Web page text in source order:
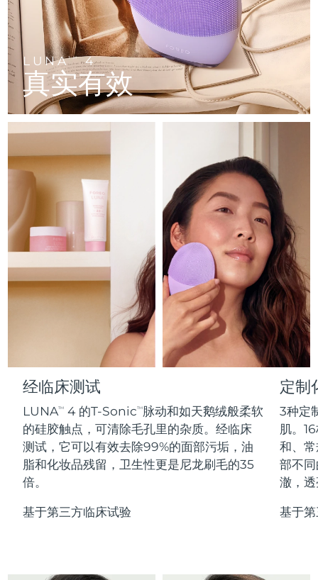
LUNATM4
真实有效
经临床测试
LUNATM 4 的T-SonicTM脉动和如天鹅绒般柔软
的硅胶触点，可清除毛孔里的杂质。经临床
测试，它可以有效去除99%的面部污垢，油
脂和化妆品残留，卫生性更是尼龙刷毛的35
倍。
基于第三方临床试验
定制
3种定
肌。
和、
部不
澈，
基于
LUNA™ 4 go
For travel or gym bag
LUNA™ 护肤
Premium cleansers & balm
LUNA™ 设备
All facial cleansing devices
BEAR™ 设备
All premium facelift devices
UFO™ 3 go
Portable red light therapy
面膜
Rejuvenation & hydration
UFO™ 设备
All deep facial hydration devices
issa™ 4 baby
For ages 0-3
issa™ Teeth Whitening Set
ISSA™ 设备
All silicone sonic toothbrushes
FAQ™ 102
Advanced clinical anti-aging
FAQ™ 103
Luxurious clinical anti-aging set
FAQ™ P1 Primer
Manuka honey primer
FAQ™护肤品
All FAQ™ skincare
FAQ™产品
All anti-aging treatments
FAQ™ 202
LED mask
FAQ™ 211
Anti-aging neck & décolleté LED mask
FAQ™ 221
Anti-aging LED hand mask
FAQ™护肤品
All FAQ™ skincare
FAQ™产品
All LED treatments
生发
FAQ™ 301
LED hair strengthening scalp massager
FAQ™ Scalp Serum
Scalp recovery probiotic serum
FAQ™护肤品
All FAQ™ skincare
FAQ™产品
All hair treatments
肌肤年轻化
FAQ™ 501
Full-Spectrum Red Light Therapy
FAQ™ 502
Full-Spectrum Red Light Therapy
FAQ™ Red Light Serum
FAQ™ skincare
All FAQ™ skincare
FAQ™ products
All toning treatments
保健品
NEW
专业治疗
脱毛
PEACH™ 2 Pro Max
Professional IPL hair removal device
PEACH™ 2
IPL hair removal
PEACH™ 2 go
Travel-friendly IPL hair removal
PEACH™ Cooling Prep Gel
身体护理
BEAR™ 2 body
Microcurrent body toning
LUNA™ 4 body
Massaging body brush
SUPERCHARGED™ serum
Firming body serum
ESPADA™ 2 plus
Recurring acne LED therapy
ESPADA™ 2
Acne treatment device
ESPADA™ Blemish Solution
眼部护理
BEAR™ 2 eyes & lips
Microcurrent line smoothing device
IRIS™ 2
Rejuvenating eye massager
眼部护肤
毛孔护理
KIWI™ derma
Diamond microdermabrasion .
Blackhead remover
LUNA™ 4 hair
2-in-1 LED scalp massager
LED light hairbrush
牙齿美白
NEW
issa™ Teeth Whitening Set
Dual LED + sonic device & 18% PAP gel
issa™ Teeth Whitening Gel
更多的
克罗地亚 预计送达日期11/8/26
塞浦路斯 预计送达日期12/8/26
捷克 预计送达日期
丹麦 预计送达日期11/8/26
芬兰 预计送达日期 11/8/26
法国 预计送达日期 11/8/26
法属波利尼西亚 预计送达日期 15/8/26
德国 预计送达日期 11/8/26
预计送达日期15/8/26
预计送达日期 11/8/26
中国香港特别行政区 12/8/26
匈牙利 预计送达日期 11/8/26
冰岛 预计送达日期 12/8/26
印度尼西亚 9/8/26
爱尔兰 11/8/26